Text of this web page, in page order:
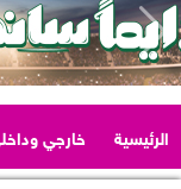
الرئيسية خارجي